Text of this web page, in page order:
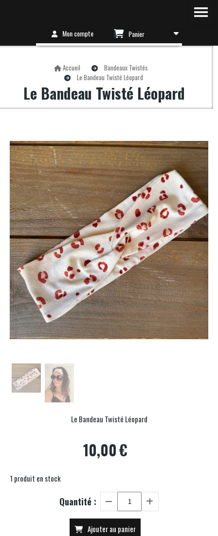
Mon compte Panier
Accueil
Bandeaux Twistés
Le Bandeau Twisté Léopard
Le Bandeau Twisté Léopard
Le Bandeau Twisté Léopard
10,00€
1 produit en stock
Quantité :
Ajouter au panier